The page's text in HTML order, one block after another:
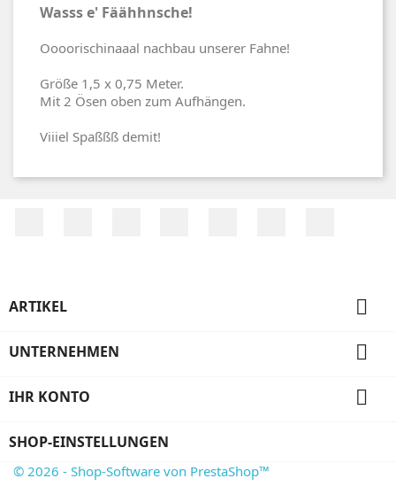
Wasss e' Fäähhnsche!
Oooorischinaaal nachbau unserer Fahne!
Größe 1,5 x 0,75 Meter.
Mit 2 Ösen oben zum Aufhängen.
Viiiel Spaßßß demit!
ARTIKEL 
UNTERNEHMEN 
IHR KONTO 
SHOP-EINSTELLUNGEN
© 2026 - Shop-Software von PrestaShop™